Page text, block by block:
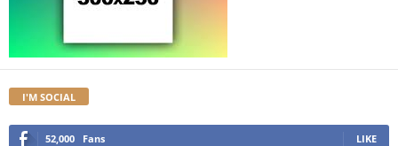
I'M SOCIAL
52,000 Fans LIKE